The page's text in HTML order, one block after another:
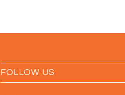
FOLLOW US